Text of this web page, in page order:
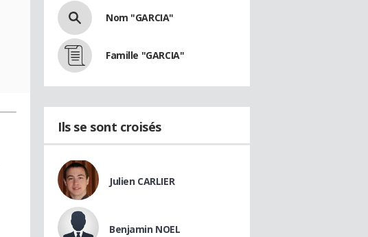
Nom "GARCIA"
Famille "GARCIA"
Ils se sont croisés
Julien CARLIER
Benjamin NOEL